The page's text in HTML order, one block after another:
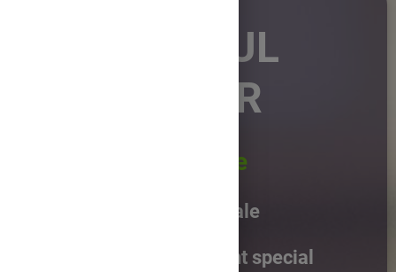
CARUSELUL
EMOȚIILOR
Emoțiile complexe
Abilități socioemoționale
Clasa a V-a, învățământ special